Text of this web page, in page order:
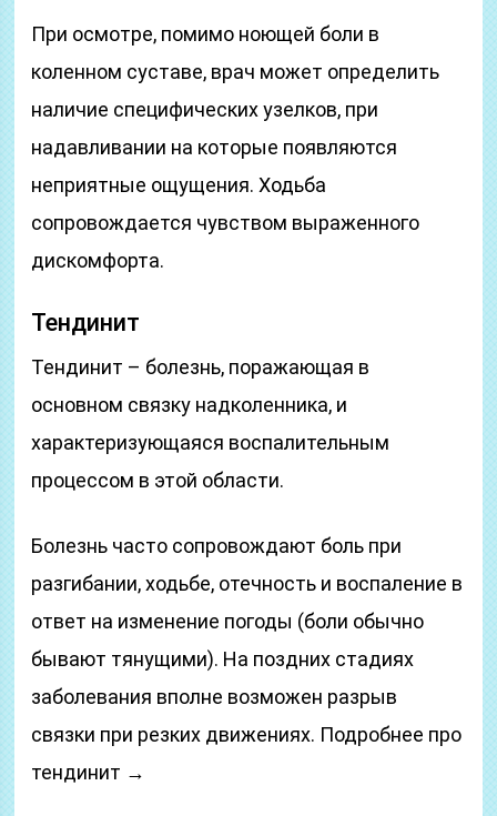
При осмотре, помимо ноющей боли в
коленном суставе, врач может определить
наличие специфических узелков, при
надавливании на которые появляются
неприятные ощущения. Ходьба
сопровождается чувством выраженного
дискомфорта.
Тендинит
Тендинит – болезнь, поражающая в
основном связку надколенника, и
характеризующаяся воспалительным
процессом в этой области.
Болезнь часто сопровождают боль при
разгибании, ходьбе, отечность и воспаление в
ответ на изменение погоды (боли обычно
бывают тянущими). На поздних стадиях
заболевания вполне возможен разрыв
связки при резких движениях. Подробнее про
тендинит →